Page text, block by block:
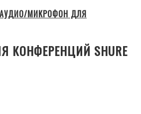
МИКРОФОН ДЛЯ
КОНФЕРЕНЦИЙ SHURE